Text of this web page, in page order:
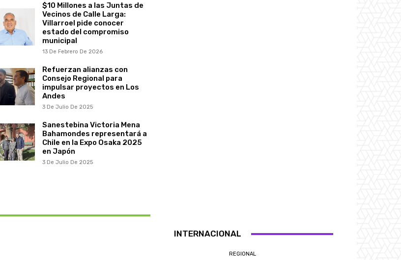
$10 Millones a las Juntas de
Vecinos de Calle Larga:
Villarroel pide conocer
estado del compromiso
municipal
13 De Febrero De 2026
Refuerzan alianzas con
Consejo Regional para
impulsar proyectos en Los
Andes
3 De Julio De 2025
Sanestebina Victoria Mena
Bahamondes representará a
Chile en la Expo Osaka 2025
en Japón
3 De Julio De 2025
INTERNACIONAL
REGIONAL